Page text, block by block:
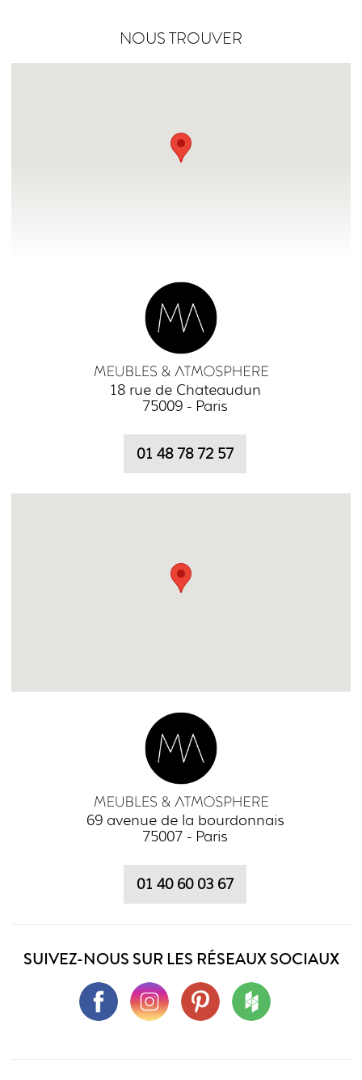
NOUS TROUVER
18 rue de Chateaudun
75009 - Paris
01 48 78 72 57
69 avenue de la bourdonnais
75007 - Paris
01 40 60 03 67
SUIVEZ-NOUS SUR LES RÉSEAUX SOCIAUX